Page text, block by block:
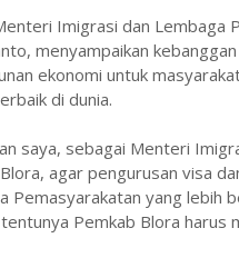
Imigrasi dan Lembaga
menyampaikan
ekonomi untuk
di dunia.
saya, sebagai Menteri
agar pengurusan visa
Pemasyarakatan yang lebih
Pemkab Blora harus